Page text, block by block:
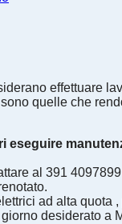
effettuare
quelle che
al 391
ad alta
desiderato a